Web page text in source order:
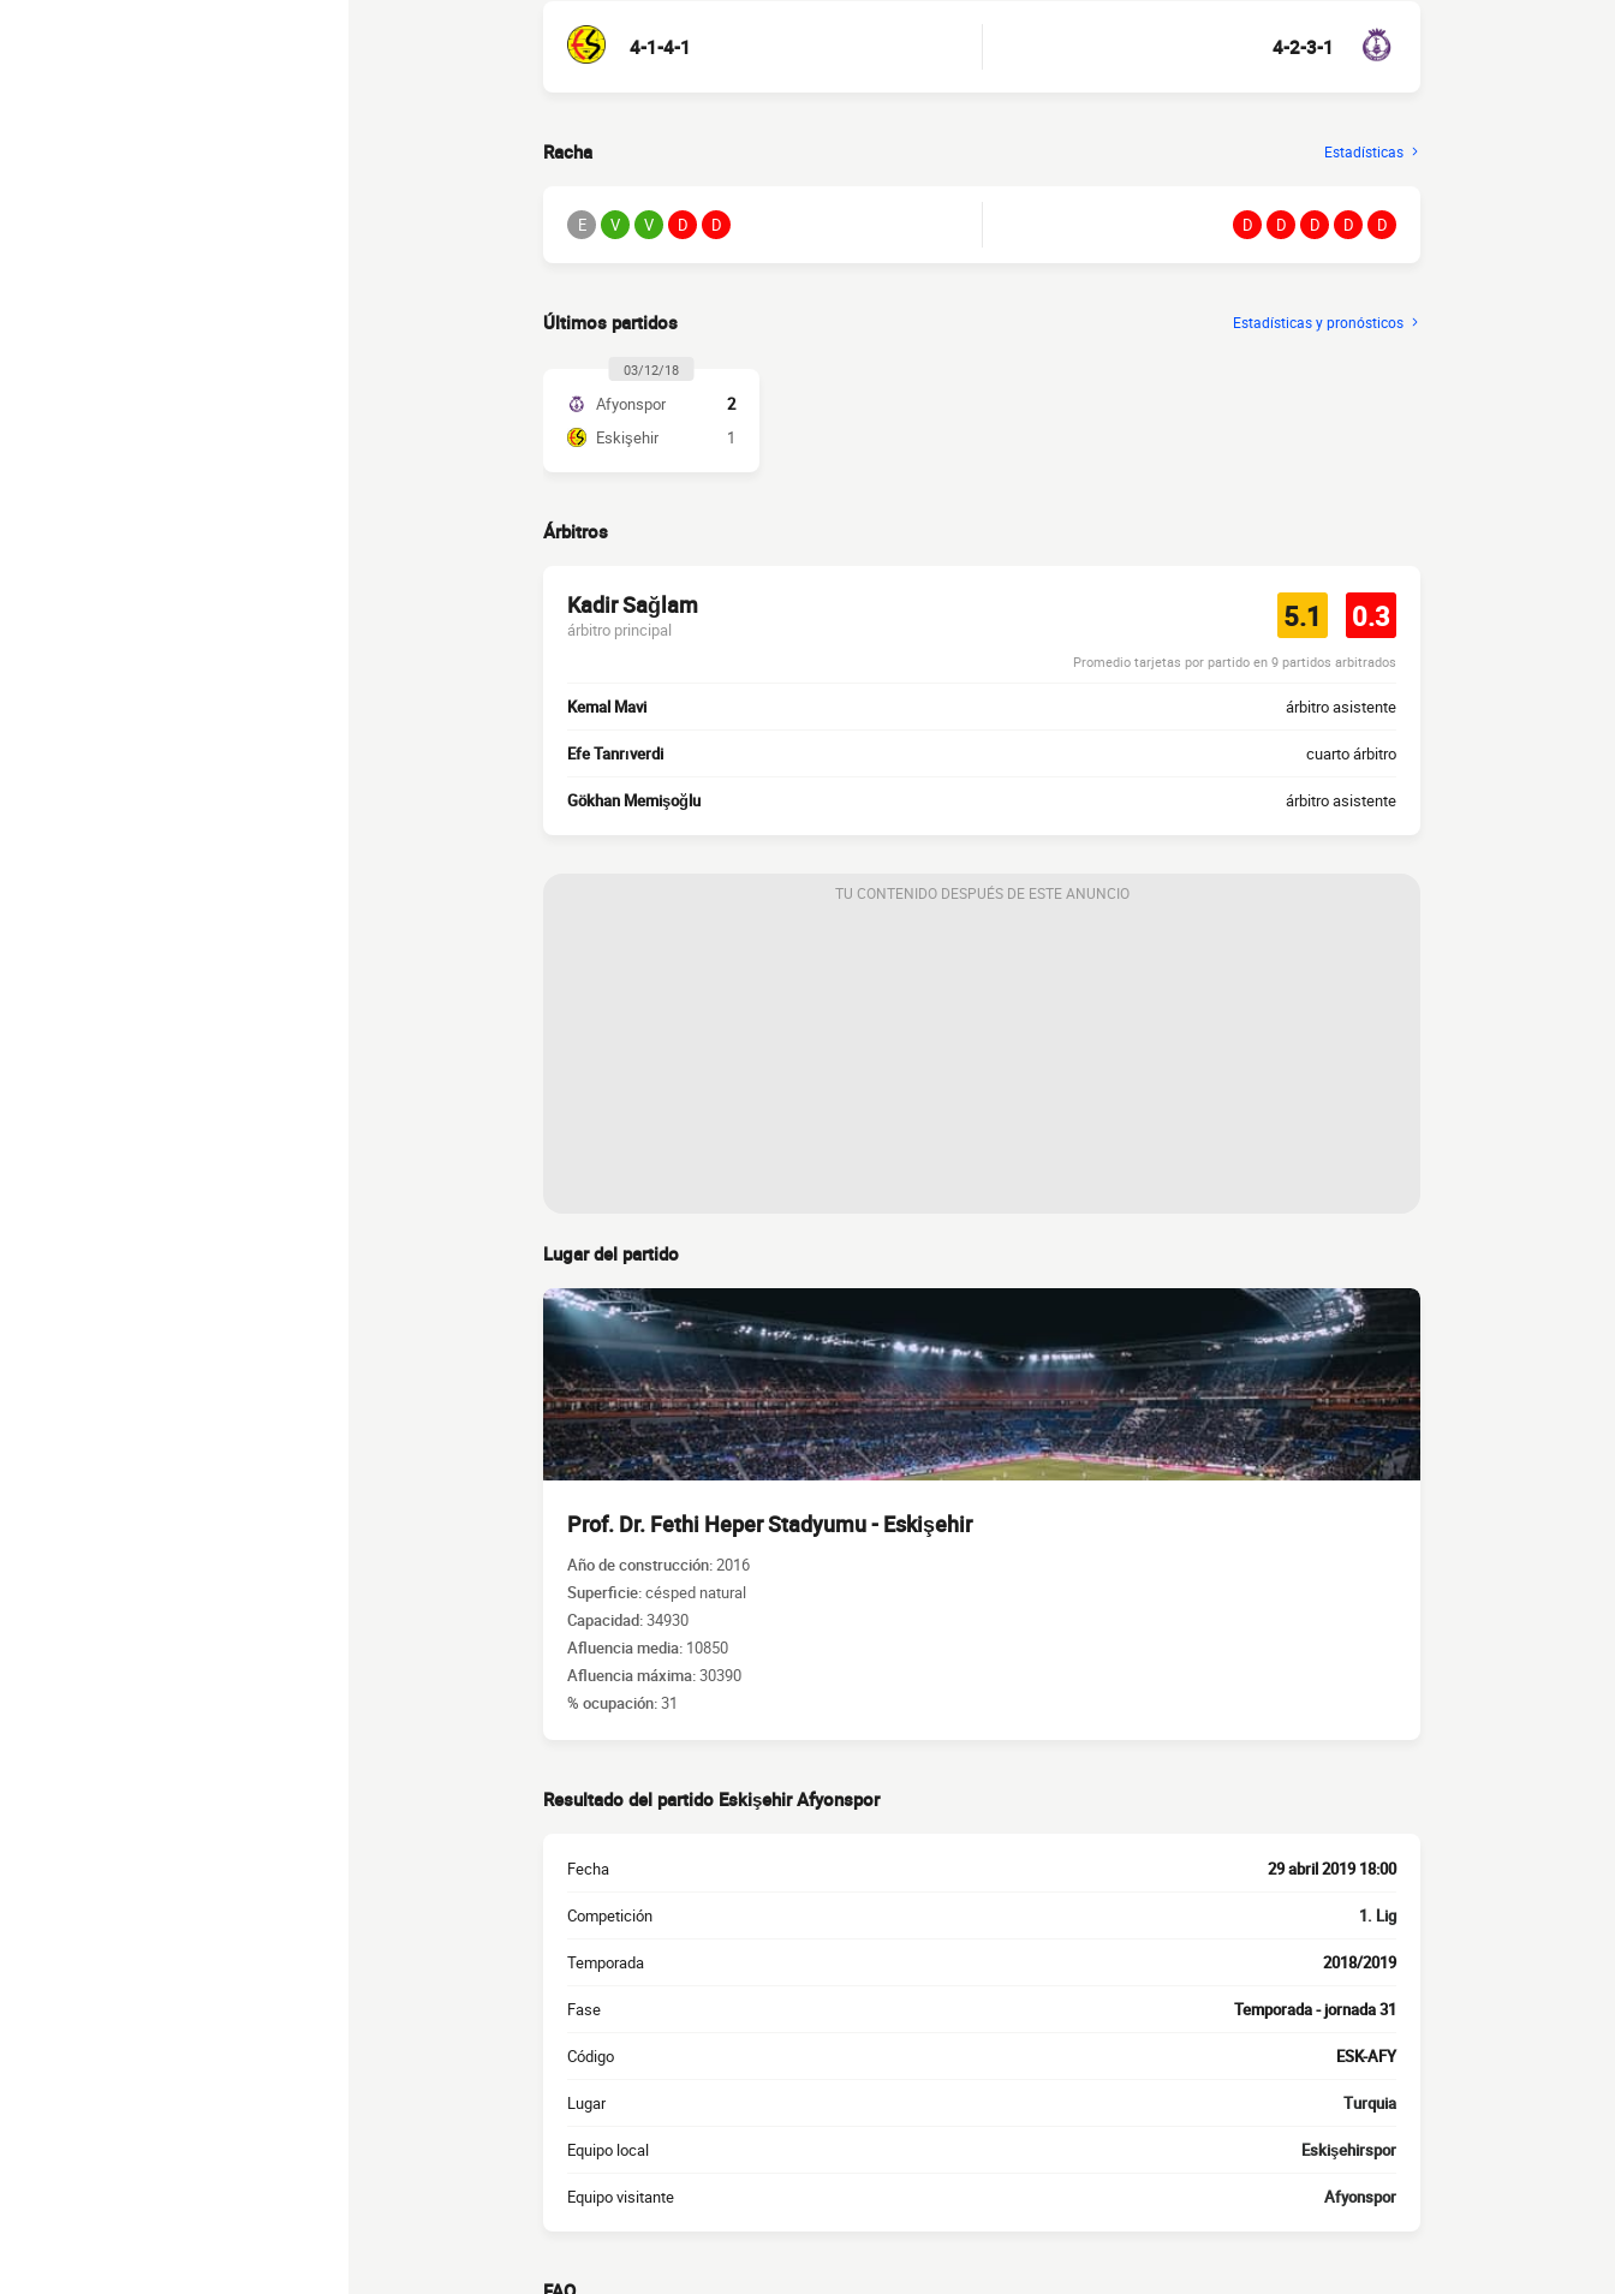
4-1-4-1 4-2-3-1
Racha Estadísticas
E V V D D D D D D D
Últimos partidos Estadísticas y pronósticos
03/12/18
Afyonspor
2
Eskişehir
1
Árbitros
Kadir Sağlam
árbitro principal 5.1 0.3
Promedio tarjetas por partido en 9 partidos arbitrados
Kemal Mavi árbitro asistente
Efe Tanrıverdi cuarto árbitro
Gökhan Memişoğlu árbitro asistente
TU CONTENIDO DESPUÉS DE ESTE ANUNCIO
Lugar del partido
Prof. Dr. Fethi Heper Stadyumu - Eskişehir
Año de construcción:2016
Superficie:césped natural
Capacidad:34930
Afluencia media: 10850
Afluencia máxima:30390
% ocupación:31
Resultado del partido Eskişehir Afyonspor
Fecha 29 abril 2019 18:00
Competición 1. Lig
Temporada 2018/2019
Fase Temporada - jornada 31
Código ESK-AFY
Lugar Turquia
Equipo local Eskişehirspor
Equipo visitante Afyonspor